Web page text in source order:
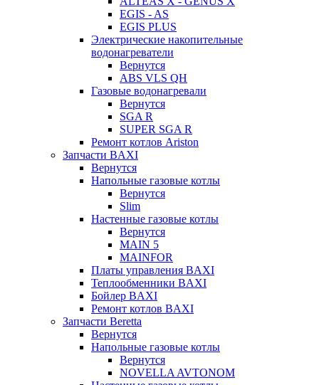
EGIS - AS
EGIS PLUS
Электрические накопительные
водонагреватели
Вернутся
ABS VLS QH
Газовые водонагревали
Вернутся
SGA R
SUPER SGA R
Ремонт котлов Ariston
Запчасти BAXI
Вернутся
Напольные газовые котлы
Вернутся
Slim
Настенные газовые котлы
Вернутся
MAIN 5
MAINFOR
Платы управления BAXI
Теплообменники BAXI
Бойлер BAXI
Ремонт котлов BAXI
Запчасти Beretta
Вернутся
Напольные газовые котлы
Вернутся
NOVELLA AVTONOM